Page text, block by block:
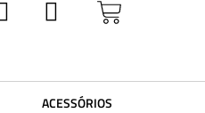
ACESSÓRIOS